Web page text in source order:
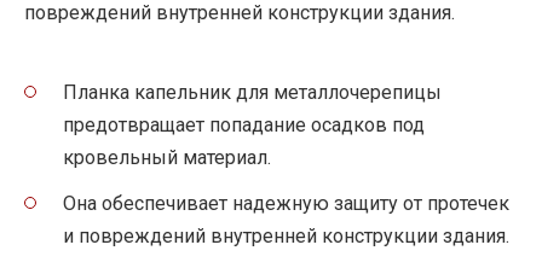
повреждений внутренней конструкции здания.
Планка капельник для металлочерепицы
предотвращает попадание осадков под
кровельный материал.
Она обеспечивает надежную защиту от протечек
и повреждений внутренней конструкции здания.